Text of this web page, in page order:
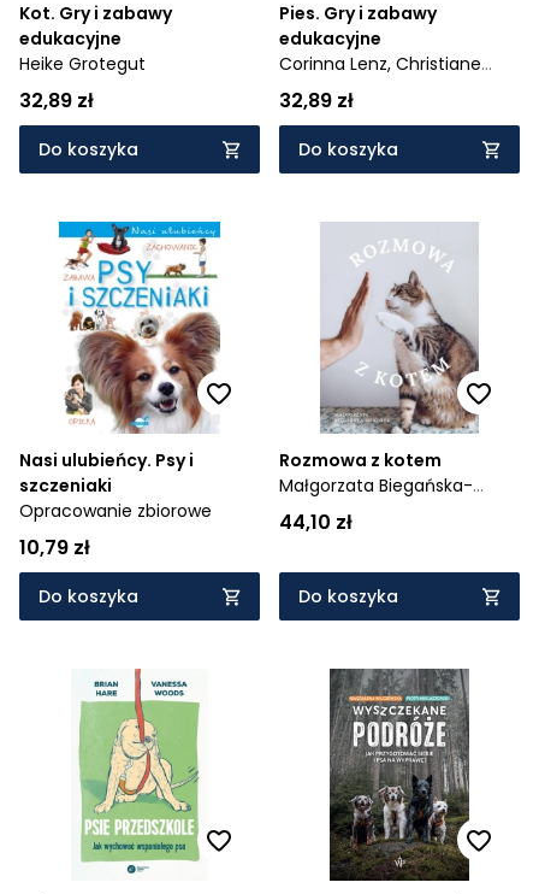
Kot. Gry i zabawy
edukacyjne
Heike Grotegut
32,89 zł
Do koszyka
Pies. Gry i zabawy
edukacyjne
Corinna Lenz, Christiane
Schnepper
32,89 zł
Do koszyka
Nasi ulubieńcy. Psy i
szczeniaki
Opracowanie zbiorowe
10,79 zł
Do koszyka
Rozmowa z kotem
Małgorzata Biegańska-
Hendryk
44,10 zł
Do koszyka